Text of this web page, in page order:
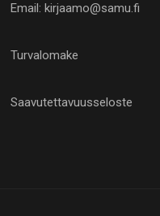
Email: kirjaamo@samu.fi
Turvalomake
Saavutettavuusseloste